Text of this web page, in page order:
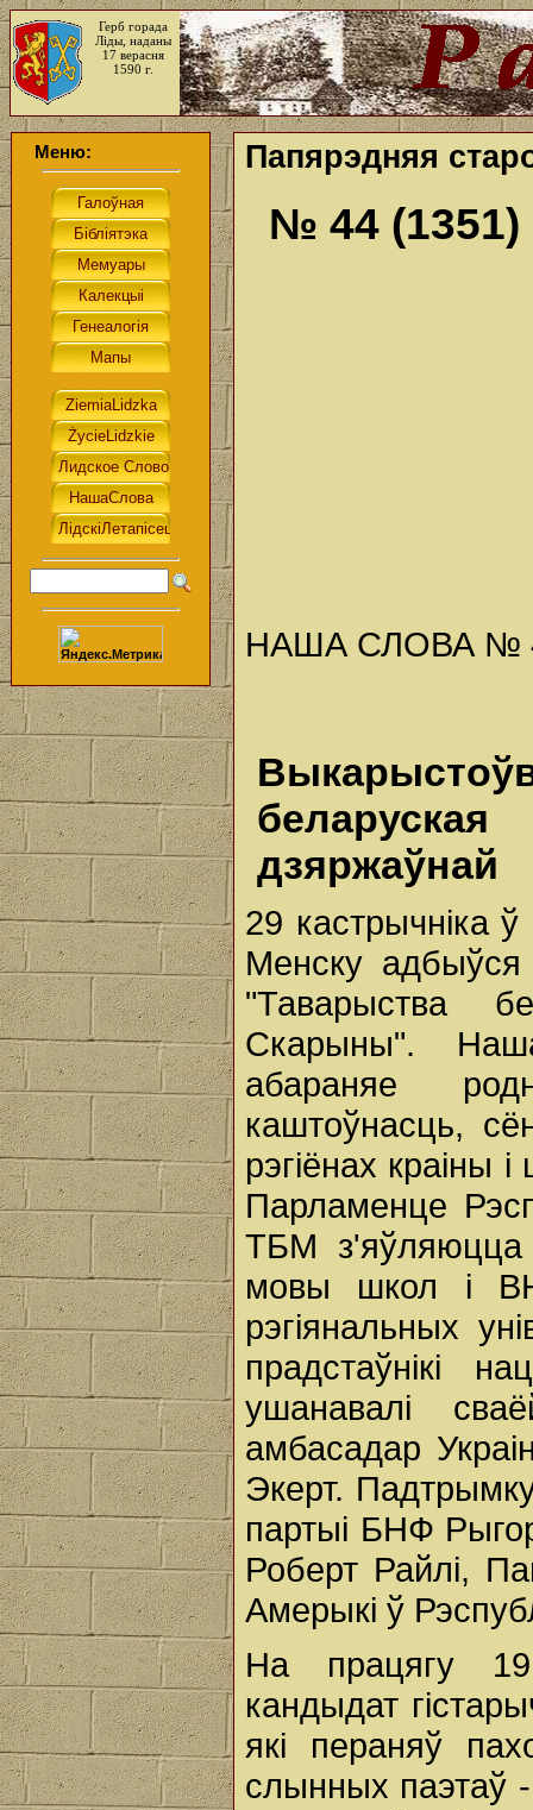
Герб горада
Ліды, наданы
17 верасня
1590 г.
Меню: Папярэдняя
№ 44 (1351)
НАША СЛОВА № 44
дзяржаўнай
29 кастрычніка
Менску адбыўся
"Таварыства
Скарыны".
абараняе
каштоўнасць,
рэгіёнах краіны
Парламенце
ТБМ з'яўляюцца
мовы школ і
рэгіянальных
прадстаўнікі
ушанавалі
амбасадар
Экерт.
партыі БНФ
Роберт Райлі,
Амерыкі ў
На працягу 19
кандыдат
які пераняў
слынных паэтаў -